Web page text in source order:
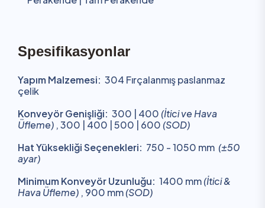
Spesifikasyonlar
Yapım Malzemesi: 304 Fırçalanmış paslanmaz
çelik
Konveyör Genişliği: 300 | 400(İtici ve Hava
Üfleme) , 300 | 400 | 500 | 600(SOD)
Hat Yüksekliği Seçenekleri: 750 - 1050 mm (±50
ayar)
Minimum Konveyör Uzunluğu: 1400 mm(İtici &
Hava Üfleme) , 900 mm(SOD)